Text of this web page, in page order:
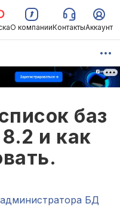
О компанииКонтактыАккаунт
баз
и как
БД